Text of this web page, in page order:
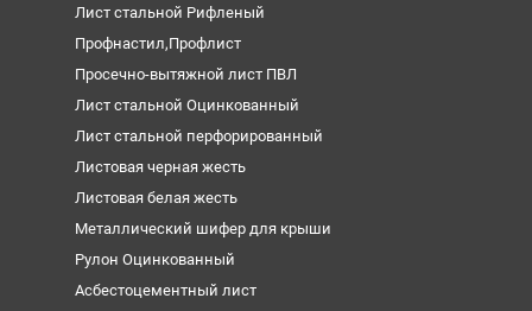
Лист стальной Рифленый
Профнастил,Профлист
Просечно-вытяжной лист ПВЛ
Лист стальной Оцинкованный
Лист стальной перфорированный
Листовая черная жесть
Листовая белая жесть
Металлический шифер для крыши
Рулон Оцинкованный
Асбестоцементный лист